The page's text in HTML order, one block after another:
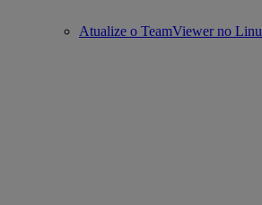
Atualize o TeamViewer no